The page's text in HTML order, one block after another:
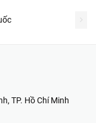
TP. Hồ Chí Minh